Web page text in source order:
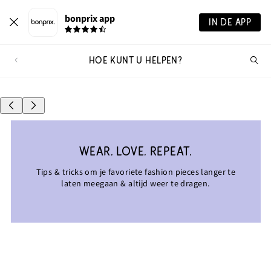
bonprix app IN DE APP
HOE KUNT U HELPEN?
WEAR. LOVE. REPEAT.
Tips & tricks om je favoriete fashion pieces langer te
laten meegaan & altijd weer te dragen.